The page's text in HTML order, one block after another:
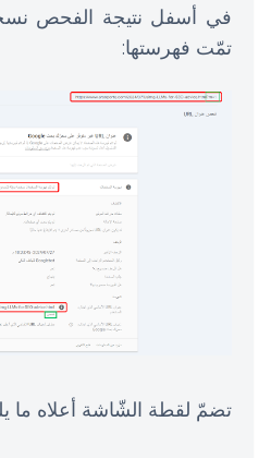
في أسفل نتيجة الفحص
تمّت فهرستها:
تضمّ لقطة الشّاشة أعلاه ما